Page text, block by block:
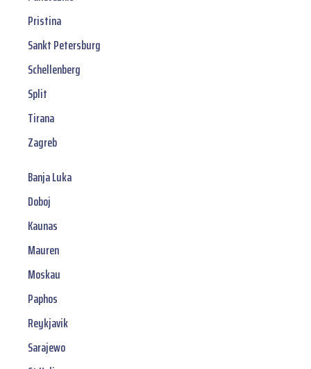
Pristina
Sankt Petersburg
Schellenberg
Split
Tirana
Zagreb
Banja Luka
Doboj
Kaunas
Mauren
Moskau
Paphos
Reykjavik
Sarajewo